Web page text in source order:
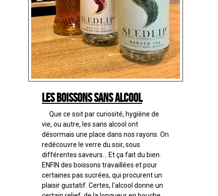
Les boissons sans alcool
Que ce soit par curiosité, hygiène de
vie, ou autre, les sans alcool ont
désormais une place dans nos rayons. On
redécouvre le verre du soir, sous
différentes saveurs... Et ça fait du bien.
ENFIN des boissons travaillées et pour
certaines pas sucrées, qui procurent un
plaisir gustatif. Certes, l'alcool donne un